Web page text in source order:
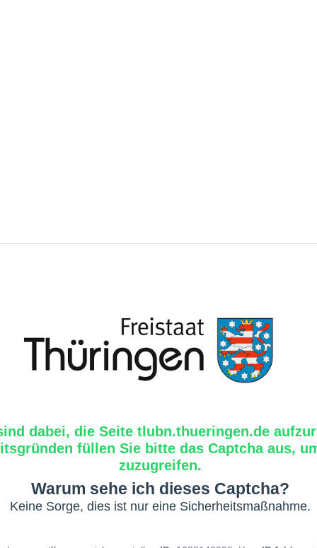
dabei, die Seite tlubn.thueringen.de
füllen Sie bitte das Captcha aus,
zuzugreifen.
Warum sehe ich dieses Captcha?
Keine Sorge, dies ist nur eine Sicherheitsmaßnahme.